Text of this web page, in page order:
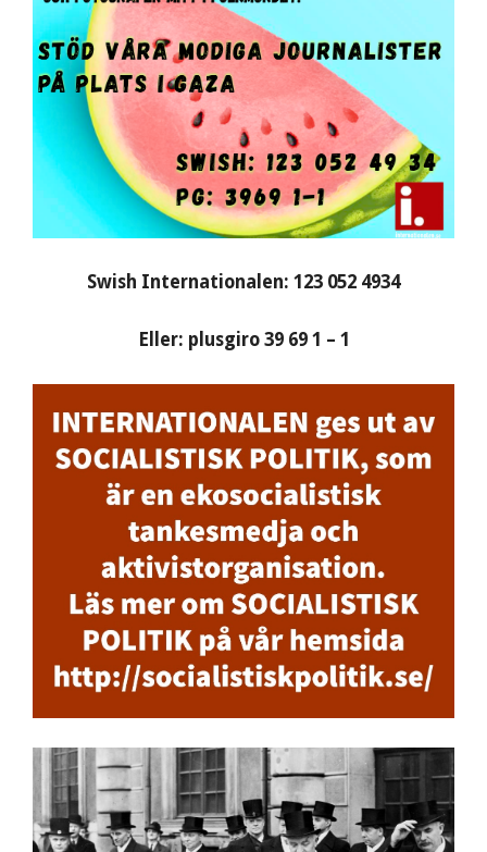
Swish Internationalen: 123 052 4934
Eller: plusgiro 39 69 1 – 1